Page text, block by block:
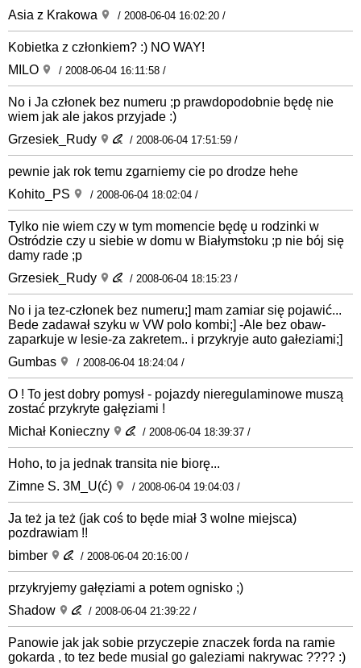
Asia z Krakowa
/ 2008-06-04 16:02:20 /
Kobietka z członkiem? :) NO WAY!
MILO
/ 2008-06-04 16:11:58 /
No i Ja członek bez numeru ;p prawdopodobnie będę nie
wiem jak ale jakos przyjade :)
Grzesiek_Rudy
/ 2008-06-04 17:51:59 /
pewnie jak rok temu zgarniemy cie po drodze hehe
Kohito_PS
/ 2008-06-04 18:02:04 /
Tylko nie wiem czy w tym momencie będę u rodzinki w
Ostródzie czy u siebie w domu w Białymstoku ;p nie bój się
damy rade ;p
Grzesiek_Rudy
/ 2008-06-04 18:15:23 /
No i ja tez-członek bez numeru;] mam zamiar się pojawić...
Bede zadawał szyku w VW polo kombi;] -Ale bez obaw-
zaparkuje w lesie-za zakretem.. i przykryje auto gałeziami;]
Gumbas
/ 2008-06-04 18:24:04 /
O ! To jest dobry pomysł - pojazdy nieregulaminowe muszą
zostać przykryte gałęziami !
Michał Konieczny
/ 2008-06-04 18:39:37 /
Hoho, to ja jednak transita nie biorę...
Zimne S. 3M_U(ć)
/ 2008-06-04 19:04:03 /
Ja też ja też (jak coś to będe miał 3 wolne miejsca)
pozdrawiam !!
bimber
/ 2008-06-04 20:16:00 /
przykryjemy gałęziami a potem ognisko ;)
Shadow
/ 2008-06-04 21:39:22 /
Panowie jak jak sobie przyczepie znaczek forda na ramie
gokarda , to tez bede musial go galeziami nakrywac ???? :)